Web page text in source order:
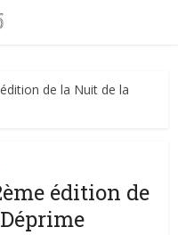
de la Nuit de la
édition de